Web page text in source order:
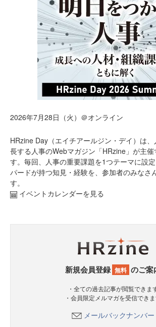
2026年7月28日（火）＠オンライン
HRzine Day（エイチアールジン・デイ）は
長する人事のWebマガジン「HRzine」が主
す。毎回、人事の重要課題を1つテーマに設
パードが持つ知見・経験を、参加者のみなさ
す。
イベントカレンダーを見る
新規会員登録 無料 のご案
・全ての過去記事が閲覧できま
・会員限定メルマガを受信でき
メールバックナンバー